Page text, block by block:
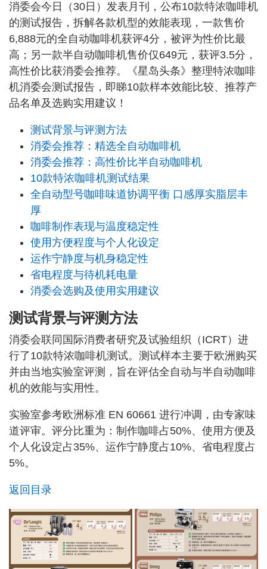
消委会今日（30日）发表月刊，公布10款特浓咖啡机
的测试报告，拆解各款机型的效能表现，一款售价
6,888元的全自动咖啡机获评4分，被评为性价比最
高；另一款半自动咖啡机售价仅649元，获评3.5分，
高性价比获消委会推荐。《星岛头条》整理特浓咖啡
机消委会测试报告，即睇10款样本效能比较、推荐产
品名单及选购实用建议！
测试背景与评测方法
消委会推荐：精选全自动咖啡机
消委会推荐：高性价比半自动咖啡机
10款特浓咖啡机测试结果
全自动型号咖啡味道协调平衡 口感厚实脂层丰
厚
咖啡制作表现与温度稳定性
使用方便程度与个人化设定
运作宁静度与机身稳定性
省电程度与待机耗电量
消委会选购及使用实用建议
测试背景与评测方法
消委会联同国际消费者研究及试验组织（ICRT）进
行了10款特浓咖啡机测试。测试样本主要于欧洲购买
并由当地实验室评测，旨在评估全自动与半自动咖啡
机的效能与实用性。
实验室参考欧洲标准 EN 60661 进行冲调，由专家味
道评审。评分比重为：制作咖啡占50%、使用方便及
个人化设定占35%、运作宁静度占10%、省电程度占
5%。
返回目录